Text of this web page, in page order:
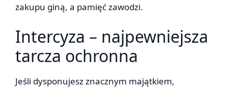
zakupu giną, a pamięć zawodzi.
Intercyza – najpewniejsza
tarcza ochronna
Jeśli dysponujesz znacznym majątkiem,